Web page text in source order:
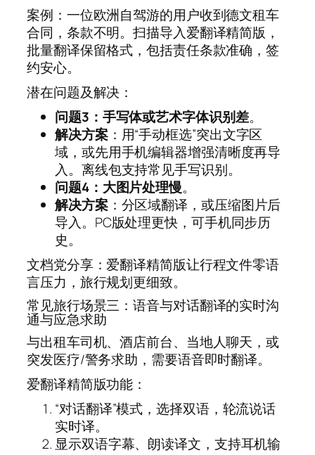
案例：一位欧洲自驾游的用户收到德文租车
合同，条款不明。扫描导入爱翻译精简版，
批量翻译保留格式，包括责任条款准确，签
约安心。
潜在问题及解决：
问题3：手写体或艺术字体识别差。
解决方案：用“手动框选”突出文字区
域，或先用手机编辑器增强清晰度再导
入。离线包支持常见手写识别。
问题4：大图片处理慢。
解决方案：分区域翻译，或压缩图片后
导入。PC版处理更快，可手机同步历
史。
文档党分享：爱翻译精简版让行程文件零语
言压力，旅行规划更细致。
常见旅行场景三：语音与对话翻译的实时沟
通与应急求助
与出租车司机、酒店前台、当地人聊天，或
突发医疗/警务求助，需要语音即时翻译。
爱翻译精简版功能：
“对话翻译”模式，选择双语，轮流说话
实时译。
显示双语字幕、朗读译文，支持耳机输